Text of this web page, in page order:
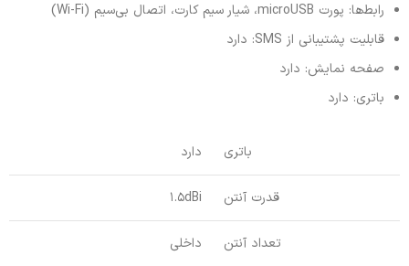
رابط‌ها: پورت microUSB، شیار سیم کارت، اتصال بی‌سیم (Wi-Fi)
قابلیت پشتیبانی از SMS: دارد
صفحه نمایش: دارد
باتری: دارد
باتری دارد
قدرت آنتن 1.5dBi
تعداد آنتن داخلی